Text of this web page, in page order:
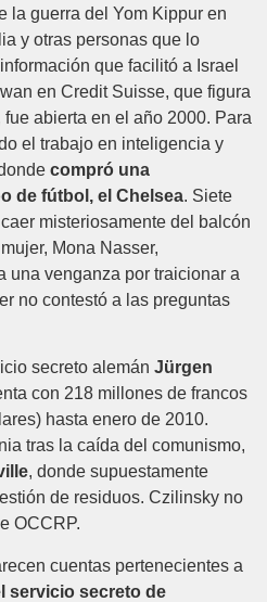
la guerra del Yom Kippur en
y otras personas que lo
que facilitó a Israel
en Credit Suisse, que figura
abierta en el año 2000. Para
el trabajo en inteligencia y
compró una
de fútbol, el Chelsea. Siete
misteriosamente del balcón
Mona Nasser,
una venganza por traicionar a
no contestó a las preguntas
secreto alemán Jürgen
con 218 millones de francos
hasta enero de 2010.
tras la caída del comunismo,
, donde supuestamente
de residuos. Czilinsky no
OCCRP.
cuentas pertenecientes a
servicio secreto de